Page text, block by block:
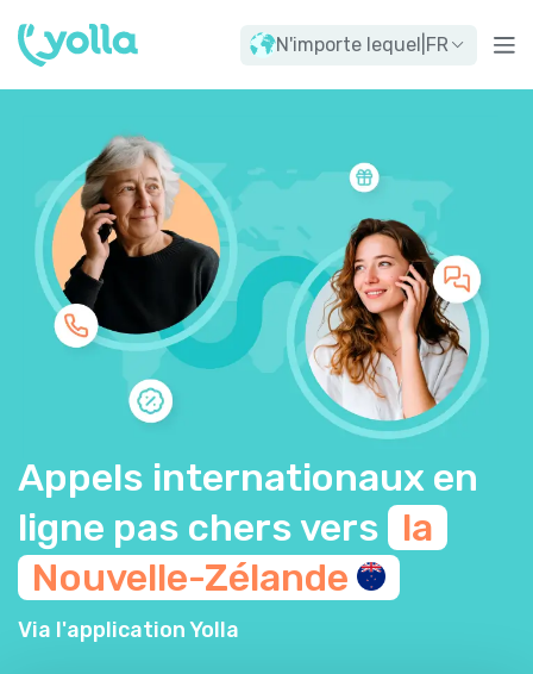
N'importe lequel FR
Appels internationaux en
ligne pas chers vers la
Nouvelle-Zélande
Via l'application Yolla